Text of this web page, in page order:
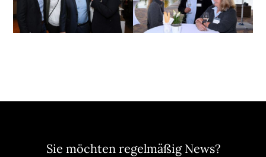
Sie möchten regelmäßig News?